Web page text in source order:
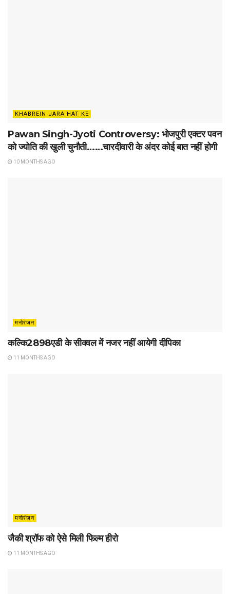
KHABREIN JARA HAT KE
Pawan Singh-Jyoti Controversy: भोजपुरी एक्टर पवन
को ज्योति की खुली चुनौती……चारदीवारी के अंदर कोई बात नहीं होगी
10 MONTHS AGO
मनोरंजन
कल्कि2898एडी के सीक्वल में नजर नहीं आयेगी दीपिका
11 MONTHS AGO
मनोरंजन
जैकी श्रॉफ को ऐसे मिली फिल्म हीरो
11 MONTHS AGO